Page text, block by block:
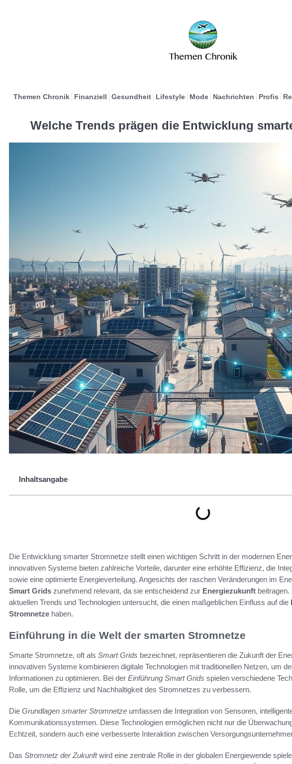
Themen Chronik Finanziell Gesundheit Lifestyle Mode Nachrichten Profis
Welche Trends prägen die Entwicklung
Inhaltsangabe
Die Entwicklung smarter Stromnetze stellt einen wichtigen Schritt in der modernen
innovativen Systeme bieten zahlreiche Vorteile, darunter eine erhöhte Effizienz, die
sowie eine optimierte Energieverteilung. Angesichts der raschen Veränderungen im
Smart Grids zunehmend relevant, da sie entscheidend zur Energiezukunft
aktuellen Trends und Technologien untersucht, die einen maßgeblichen Einfluss auf die
Stromnetze haben.
Einführung in die Welt der smarten Stromnetze
Smarte Stromnetze, oft als Smart Grids bezeichnet, repräsentieren die Zukunft der
innovativen Systeme kombinieren digitale Technologien mit traditionellen Netzen, um
Informationen zu optimieren. Bei der Einführung Smart Grids spielen verschiedene
Rolle, um die Effizienz und Nachhaltigkeit des Stromnetzes zu verbessern.
Die Grundlagen smarter Stromnetze umfassen die Integration von Sensoren,
Kommunikationssystemen. Diese Technologien ermöglichen nicht nur die
Echtzeit, sondern auch eine verbesserte Interaktion zwischen
Das Stromnetz der Zukunftwird eine zentrale Rolle in der globalen Energiewende